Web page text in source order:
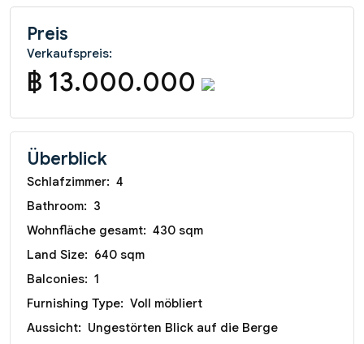
Preis
Verkaufspreis:
฿ 13.000.000
Überblick
Schlafzimmer: 4
Bathroom: 3
Wohnfläche gesamt: 430 sqm
Land Size: 640 sqm
Balconies: 1
Furnishing Type: Voll möbliert
Aussicht: Ungestörten Blick auf die Berge